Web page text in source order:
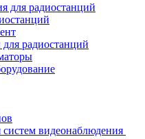
для радиостанций
радиостанций
видеонаблюдения